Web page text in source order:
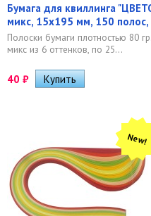
Бумага для квиллинга
микс, 15х195 мм, 150
Полоски бумаги плотностью 80
микс из 6 оттенков, по 25...
40 ₽
New!